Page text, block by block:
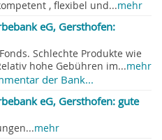
, flexibel und...mehr
eG, Gersthofen:
Schlechte Produkte wie
hohe Gebühren im...mehr
der Bank...
eG, Gersthofen: gute
mehr